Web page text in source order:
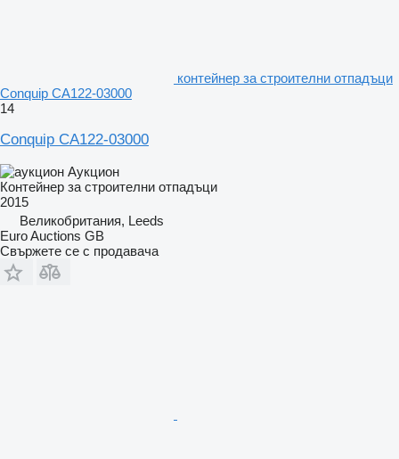
контейнер за строителни отпадъци
Conquip CA122-03000
14
Conquip CA122-03000
Аукцион
Контейнер за строителни отпадъци
2015
Великобритания, Leeds
Euro Auctions GB
Свържете се с продавача